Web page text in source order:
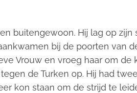
buitengewoon. Hij lag op zijn
bij de poorten van
Vrouw en vroeg haar om de
de Turken op. Hij had
kon staan om de strijd te